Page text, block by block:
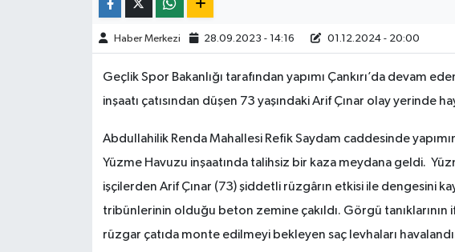
Haber Merkezi 28.09.2023 - 14:16 01.12.2024 - 20:00
Geçlik Spor Bakanlığı tarafından yapımı Çankırı’da devam
inşaatı çatısından düşen 73 yaşındaki Arif Çınar olay yerinde
Abdullahilik Renda Mahallesi Refik Saydam caddesinde
Yüzme Havuzu inşaatında talihsiz bir kaza meydana geldi.
işçilerden Arif Çınar (73) şiddetli rüzgârın etkisi ile dengesini
tribünlerinin olduğu beton zemine çakıldı. Görgü
rüzgar çatıda monte edilmeyi bekleyen saç levhaları
TÜRKİYE